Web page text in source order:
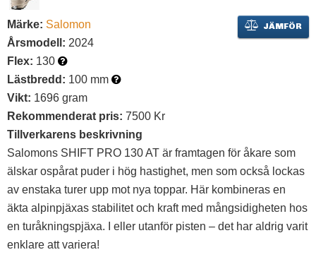
JÄMFÖR
Märke: Salomon
Årsmodell: 2024
Flex: 130
Lästbredd: 100 mm
Vikt: 1696 gram
Rekommenderat pris: 7500 Kr
Tillverkarens beskrivning
Salomons SHIFT PRO 130 AT är framtagen för åkare som
älskar ospårat puder i hög hastighet, men som också lockas
av enstaka turer upp mot nya toppar. Här kombineras en
äkta alpinpjäxas stabilitet och kraft med mångsidigheten hos
en turåkningspjäxa. I eller utanför pisten – det har aldrig varit
enklare att variera!